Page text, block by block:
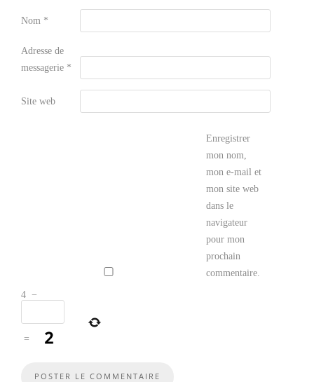
Nom *
Adresse de
messagerie *
Site web
Enregistrer
mon nom,
mon e-mail et
mon site web
dans le
navigateur
pour mon
prochain
commentaire.
4 −
=